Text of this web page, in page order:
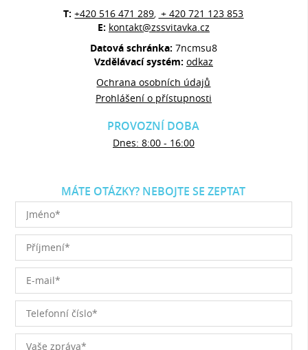
T:+420 516 471 289, + 420 721 123 853
E: kontakt@zssvitavka.cz
Datová schránka: 7ncmsu8
Vzdělávací systém: odkaz
Ochrana osobních údajů
Prohlášení o přístupnosti
PROVOZNÍ DOBA
Dnes: 8:00 - 16:00
MÁTE OTÁZKY? NEBOJTE SE ZEPTAT